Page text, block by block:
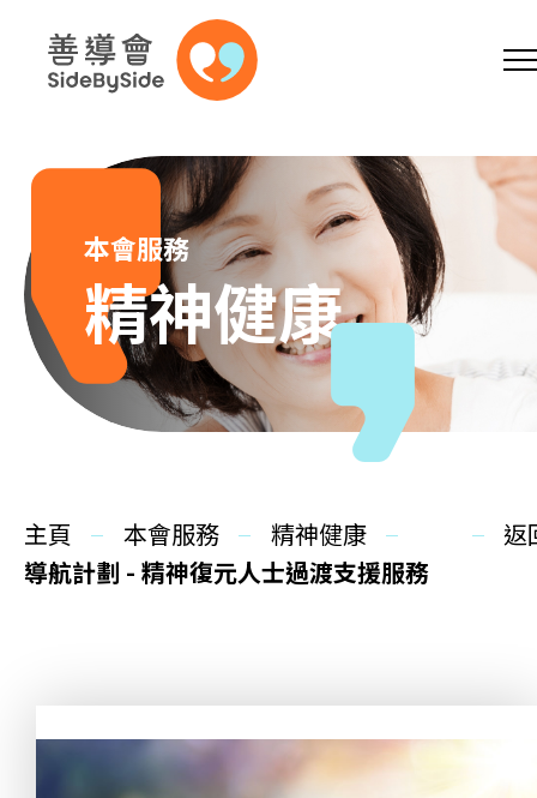
跳到內容（按回車鍵）
A EN繁 简
主頁
更生同行
本會服務
精神健康
主頁 本會服務
精神健康
導航計劃 - 精神復元人士過渡支援服務
返